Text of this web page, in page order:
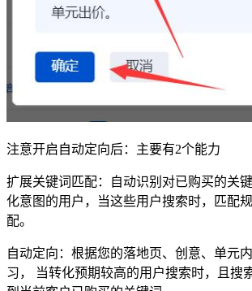
注意开启自动定向后：主要有2个能力
扩展关键词匹配：自动识别对已购买的关
化意图的用户，当这些用户搜索时，匹配
配。
自动定向：根据您的落地页、创意、单元
习， 当转化预期较高的用户搜索时，且搜